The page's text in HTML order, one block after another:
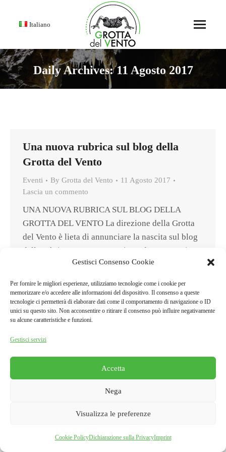
Gestisci Consenso Cookie
Per fornire le migliori esperienze, utilizziamo tecnologie come i cookie per
memorizzare e/o accedere alle informazioni del dispositivo. Il consenso a queste
tecnologie ci permetterà di elaborare dati come il comportamento di navigazione o ID
unici su questo sito. Non acconsentire o ritirare il consenso può influire negativamente
su alcune caratteristiche e funzioni.
Gestisci servizi
Accetta
Nega
Visualizza le preferenze
Cookie PolicyDichiarazione sulla PrivacyImprint
Italiano
Daily Archives:11 Agosto 2017
Una nuova rubrica sul blog della
Grotta del Vento
Eventi By Grotta del Vento
11 Agosto 2017
Lascia un commento
UNA NUOVA RUBRICA SUL BLOG DELLA
GROTTA DEL VENTO La direzione della Grotta
del Vento è lieta di annunciare la nascita sul blog
della rubrica CURIOSITA’, riguardante aspetti
scientifici, storici ed aneddotici di questa
unica nel suo genere per la straordinaria varietà di
aspetti che ne fa una vera e…
Grotta del Vento